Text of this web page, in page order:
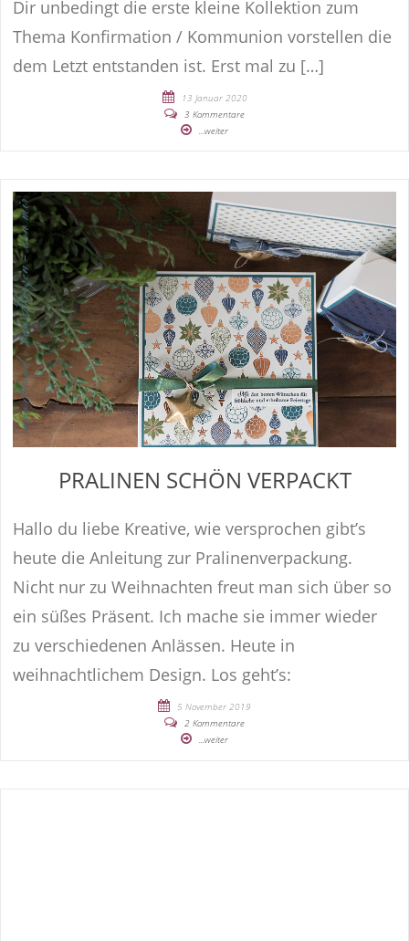
Dir unbedingt die erste kleine Kollektion zum
Thema Konfirmation / Kommunion vorstellen die
dem Letzt entstanden ist. Erst mal zu […]
13 Januar 2020
3 Kommentare
...weiter
PRALINEN SCHÖN VERPACKT
Hallo du liebe Kreative, wie versprochen gibt’s
heute die Anleitung zur Pralinenverpackung.
Nicht nur zu Weihnachten freut man sich über so
ein süßes Präsent. Ich mache sie immer wieder
zu verschiedenen Anlässen. Heute in
weihnachtlichem Design. Los geht’s:
5 November 2019
2 Kommentare
...weiter